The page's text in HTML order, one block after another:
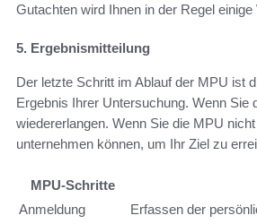
Gutachten wird Ihnen in der Regel
5. Ergebnismitteilung
Der letzte Schritt im Ablauf der MPU ist
Ergebnis Ihrer Untersuchung. Wenn Sie
wiedererlangen. Wenn Sie die MPU
unternehmen können, um Ihr Ziel zu
MPU-Schritte
Anmeldung
Erfassen der